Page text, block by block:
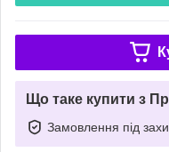
Що таке купити з
Замовлення під